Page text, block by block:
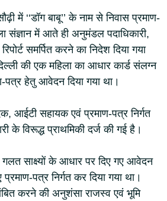
में ‘‘डॉग बाबू’’ के नाम से निवास प्रमाण-
संज्ञान में आते ही अनुमंडल पदाधिकारी,
समर्पित करने का निदेश दिया गया
की एक महिला का आधार कार्ड संलग्न
हेतु आवेदन दिया गया था।
आईटी सहायक एवं प्रमाण-पत्र निर्गत
के विरूद्ध प्राथमिकी दर्ज की गई है।
गलत साक्ष्यों के आधार पर दिए गए आवेदन
पत्र निर्गत कर दिया गया था।
करने की अनुशंसा राजस्व एवं भूमि